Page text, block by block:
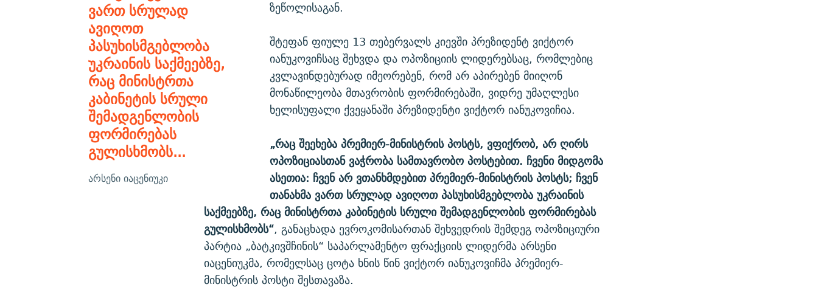
ვართ სრულად
ავიღოთ
პასუხისმგებლობა
უკრაინის საქმეებზე,
რაც მინისტრთა
კაბინეტის სრული
შემადგენლობის
ფორმირებას
გულისხმობს...
არსენი იაცენიუკი
ზეწოლისაგან.
შტეფან ფიულე 13 თებერვალს კიევში პრეზიდენტ ვიქტორ
იანუკოვიჩსაც შეხვდა და ოპოზიციის ლიდერებსაც, რომლებიც
კვლავინდებურად იმეორებენ, რომ არ აპირებენ მიიღონ
მონაწილეობა მთავრობის ფორმირებაში, ვიდრე უმაღლესი
ხელისუფალი ქვეყანაში პრეზიდენტი ვიქტორ იანუკოვიჩია.
„რაც შეეხება პრემიერ-მინისტრის პოსტს, ვფიქრობ, არ ღირს
ოპოზიციასთან ვაჭრობა სამთავრობო პოსტებით. ჩვენი მიდგომა
ასეთია: ჩვენ არ ვთანხმდებით პრემიერ-მინისტრის პოსტს; ჩვენ
თანახმა ვართ სრულად ავიღოთ პასუხისმგებლობა უკრაინის
საქმეებზე, რაც მინისტრთა კაბინეტის სრული შემადგენლობის ფორმირებას
გულისხმობს“, განაცხადა ევროკომისართან შეხვედრის შემდეგ ოპოზიციური
პარტია „ბატკივშჩინის“ საპარლამენტო ფრაქციის ლიდერმა არსენი
იაცენიუკმა, რომელსაც ცოტა ხნის წინ ვიქტორ იანუკოვიჩმა პრემიერ-
მინისტრის პოსტი შესთავაზა.